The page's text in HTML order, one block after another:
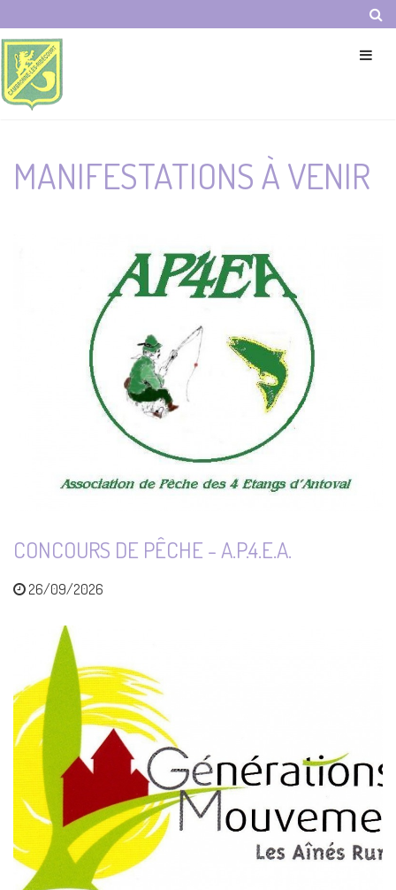
MANIFESTATIONS À VENIR
CONCOURS DE PÊCHE - A.P.4.E.A.
26/09/2026